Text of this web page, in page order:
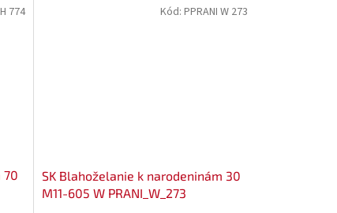
70
774
SK Blahoželanie k narodeninám 30
M11-605 W PRANI_W_273
Kód: PPRANI W 273